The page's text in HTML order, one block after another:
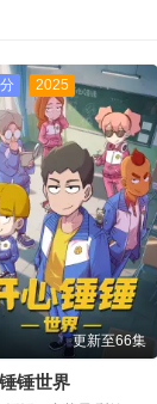
2025
更新至66集
锤世界